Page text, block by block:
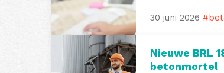
30 juni 2026
Nieuwe BRL
betonmortel